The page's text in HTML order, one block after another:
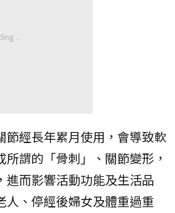
節經長年累月使用，會導致軟
謂的「骨刺」、關節變形，
進而影響活動功能及生活品
人、停經後婦女及體重過重